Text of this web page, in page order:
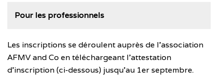
Pour les professionnels
Les inscriptions se déroulent auprès de l’association
AFMV and Co en téléchargeant l’attestation
d’inscription (ci-dessous) jusqu’au 1er septembre.